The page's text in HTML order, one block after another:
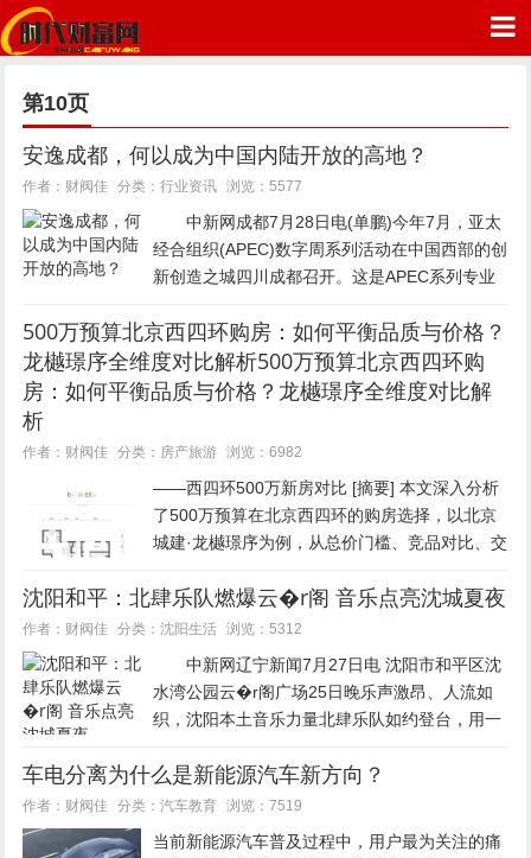
时代财富网
第10页
安逸成都，何以成为中国内陆开放的高地？
作者：财阀佳 分类：行业资讯 浏览：5577
中新网成都7月28日电(单鹏)今年7月，亚太
经合组织(APEC)数字周系列活动在中国西部的创
新创造之城四川成都召开。这是APEC系列专业
为APEC框架下统筹亚太数字领域合作的最高级
别对话机制，此...
500万预算北京西四环购房：如何平衡品质与价格？
龙樾璟序全维度对比解析500万预算北京西四环购
房：如何平衡品质与价格？龙樾璟序全维度对比解
析
作者：财阀佳 分类： 房产旅游 浏览：6982
——西四环500万新房对比 [摘要] 本文深入分析
了500万预算在北京西四环的购房选择，以北京
城建·龙樾璟序为例，从总价门槛、竞品对比、交
析，为刚需及改善型购房者提供了详细的选房参
考。 总价解构...
沈阳和平：北肆乐队燃爆云�r阁 音乐点亮沈城夏夜
作者：财阀佳 分类：沈阳生活 浏览：5312
中新网辽宁新闻7月27日电 沈阳市和平区沈
水湾公园云�r阁广场25日晚乐声激昂、人流如
织，沈阳本土音乐力量北肆乐队如约登台，用一
沈城市民的夏夜注入鲜活的音乐能量。台下手机
灯光点点成...
车电分离为什么是新能源汽车新方向？
作者：财阀佳 分类：汽车教育 浏览：7519
当前新能源汽车普及过程中，用户最为关注的痛